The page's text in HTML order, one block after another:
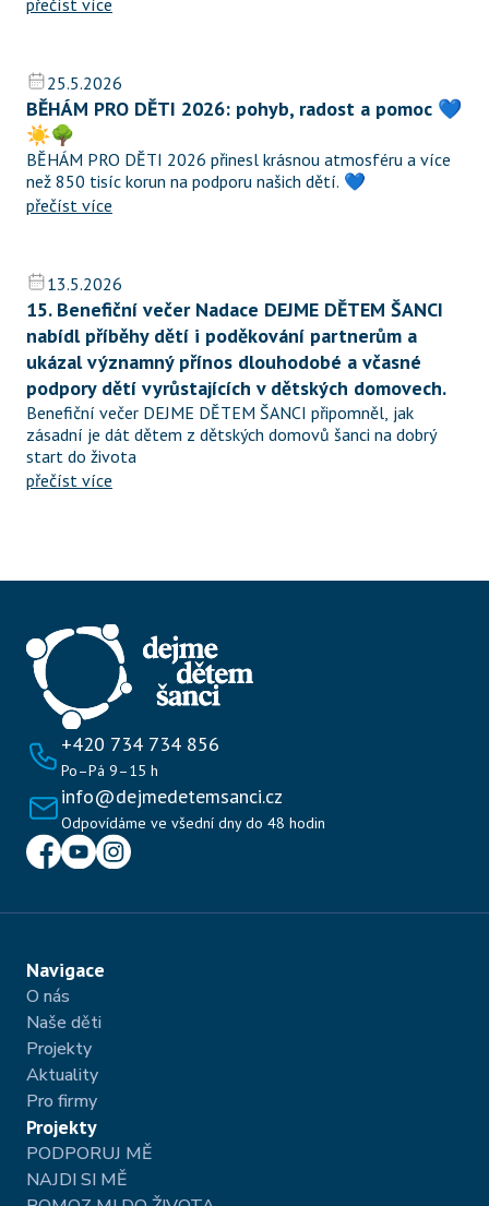
přečíst více
25.5.2026
BĚHÁM PRO DĚTI 2026: pohyb, radost a pomoc 💙
☀️🌳
BĚHÁM PRO DĚTI 2026 přinesl krásnou atmosféru a více
než 850 tisíc korun na podporu našich dětí. 💙
přečíst více
13.5.2026
15. Benefiční večer Nadace DEJME DĚTEM ŠANCI
nabídl příběhy dětí i poděkování partnerům a
ukázal významný přínos dlouhodobé a včasné
podpory dětí vyrůstajících v dětských domovech.
Benefiční večer DEJME DĚTEM ŠANCI připomněl, jak
zásadní je dát dětem z dětských domovů šanci na dobrý
start do života
přečíst více
+420 734 734 856
Po–Pá 9–15 h
info@dejmedetemsanci.cz
Odpovídáme ve všední dny do 48 hodin
Navigace
O nás
Naše děti
Projekty
Aktuality
Pro firmy
Projekty
PODPORUJ MĚ
NAJDI SI MĚ